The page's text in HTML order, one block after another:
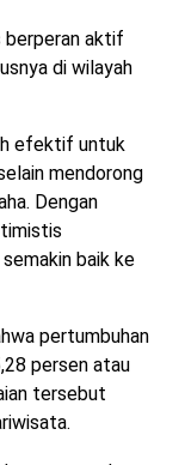
berperan aktif
di wilayah
efektif untuk
mendorong
Dengan
baik ke
pertumbuhan
persen atau
tersebut